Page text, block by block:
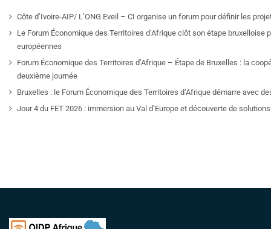
Côte d’Ivoire-AIP/ L’ONG Eveil – CI organise un forum pour définir les
Le Forum Économique des Territoires d’Afrique clôt son étape
européennes
Forum Économique des Territoires d’Afrique – Étape de Bruxelles : la
deuxième journée
Bruxelles : le Forum Économique des Territoires d’Afrique démarre avec
Jour 4 du FET 2026 : immersion au Val d’Europe et découverte de